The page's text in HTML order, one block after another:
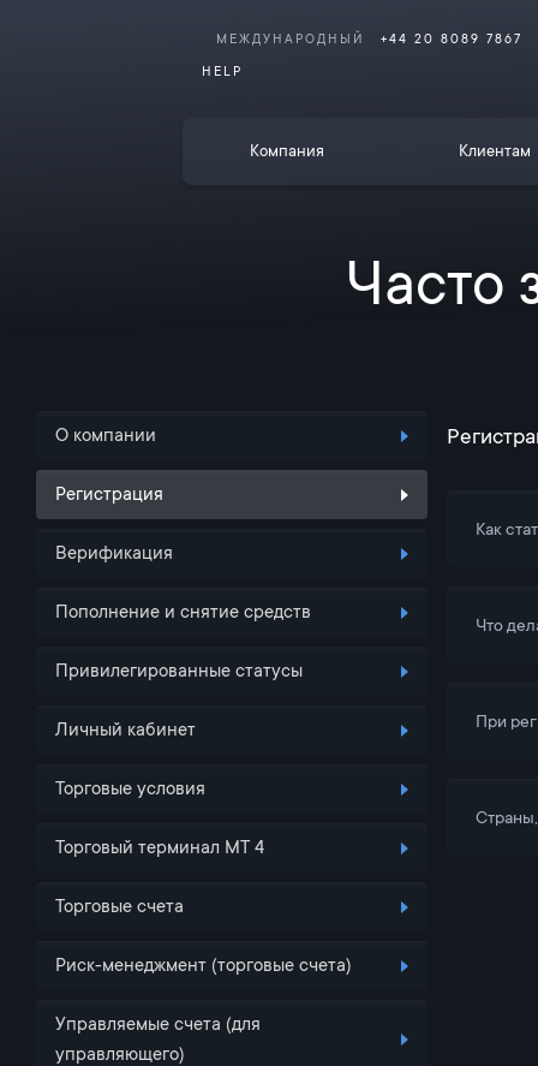
МЕЖДУНАРОДНЫЙ +44 20 8089 7867
HELP
Компания Клиентам
Часто
О компании
Регистрация
Верификация
Пополнение и снятие средств
Привилегированные статусы
Личный кабинет
Торговые условия
Торговый терминал MT 4
Торговые счета
Риск-менеджмент (торговые счета)
Управляемые счета (для
управляющего)
Как
Что
При